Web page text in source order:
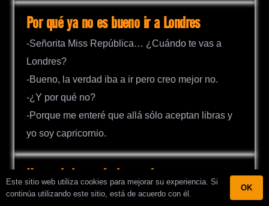
Por qué ya no es bueno ir a Londres
-Señorita Miss República… ¿Cuándo te vas a
Londres?
-Bueno, la verdad iba a ir pero creo mejor no.
-¿Y por qué no?
-Porque me enteré que allá sólo aceptan libras y
yo soy capricornio.
Un verdadero príncipe azul
Una amiga le dice a la otra:
Este sitio web utiliza cookies para mejorar su experiencia. Si
continúa utilizando este sitio, está de acuerdo con él.
OK